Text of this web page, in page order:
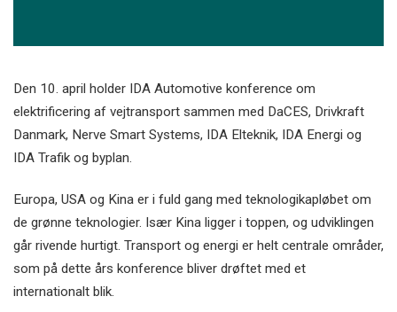
Den 10. april holder IDA Automotive konference om
elektrificering af vejtransport sammen med DaCES, Drivkraft
Danmark, Nerve Smart Systems, IDA Elteknik, IDA Energi og
IDA Trafik og byplan.
Europa, USA og Kina er i fuld gang med teknologikapløbet om
de grønne teknologier. Især Kina ligger i toppen, og udviklingen
går rivende hurtigt. Transport og energi er helt centrale områder,
som på dette års konference bliver drøftet med et
internationalt blik.